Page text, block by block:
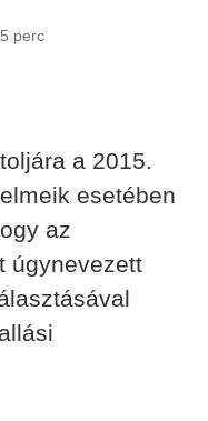
5 perc
a 2015.
esetében
az
úgynevezett